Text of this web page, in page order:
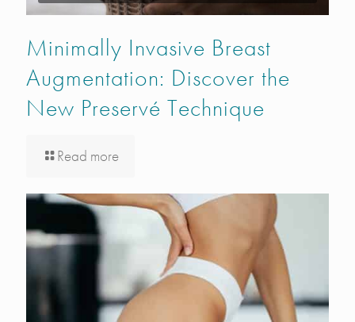
Minimally Invasive Breast
Augmentation: Discover the
New Preservé Technique
Read more